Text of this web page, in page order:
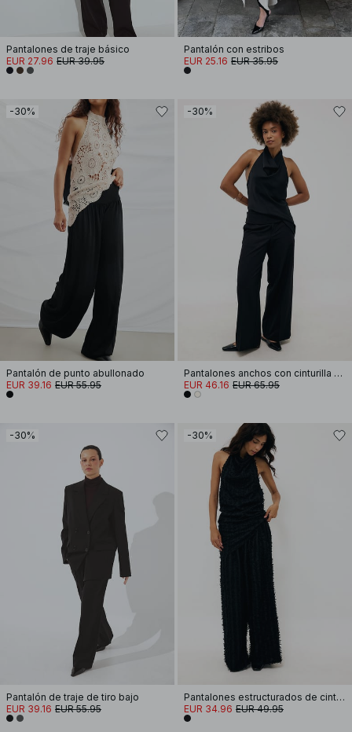
Pantalones de traje básico
EUR 27.96 EUR 39.95
Pantalón con estribos
EUR 25.16 EUR 35.95
-30%
Pantalón de punto abullonado
EUR 39.16 EUR 55.95
-30%
Pantalones anchos con cinturilla doblada
EUR 46.16 EUR 65.95
-30%
Pantalón de traje de tiro bajo
EUR 39.16 EUR 55.95
-30%
Pantalones estructurados de cintura media ancha
EUR 34.96 EUR 49.95